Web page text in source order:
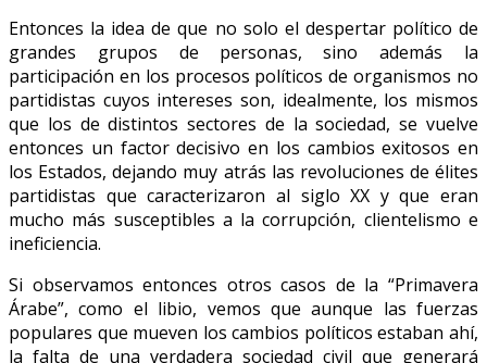
Entonces la idea de que no solo el despertar político de
grandes grupos de personas, sino además la
participación en los procesos políticos de organismos no
partidistas cuyos intereses son, idealmente, los mismos
que los de distintos sectores de la sociedad, se vuelve
entonces un factor decisivo en los cambios exitosos en
los Estados, dejando muy atrás las revoluciones de élites
partidistas que caracterizaron al siglo XX y que eran
mucho más susceptibles a la corrupción, clientelismo e
ineficiencia.
Si observamos entonces otros casos de la “Primavera
Árabe”, como el libio, vemos que aunque las fuerzas
populares que mueven los cambios políticos estaban ahí,
la falta de una verdadera sociedad civil que generará